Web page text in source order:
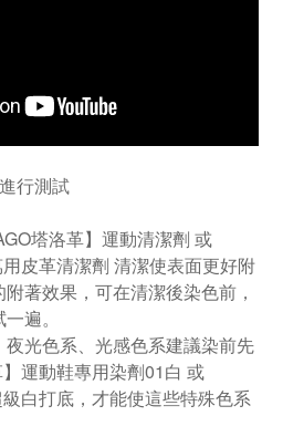
行測試
塔洛革】運動清潔劑 或
用皮革清潔劑 清潔使表面更好附
著效果，可在清潔後染色前，
遍。
夜光色系、光感色系建議染前先
運動鞋專用染劑01白 或
級白打底，才能使這些特殊色系